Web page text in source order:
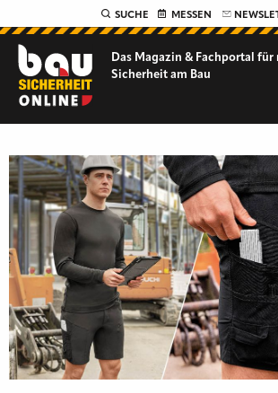
SUCHE MESSEN
Das Magazin & Fachportal für
Sicherheit am Bau